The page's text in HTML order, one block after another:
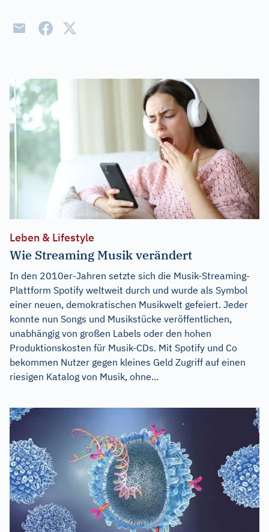
Leben & Lifestyle
Wie Streaming Musik verändert
In den 2010er-Jahren setzte sich die Musik-Streaming-
Plattform Spotify weltweit durch und wurde als Symbol
einer neuen, demokratischen Musikwelt gefeiert. Jeder
konnte nun Songs und Musikstücke veröffentlichen,
unabhängig von großen Labels oder den hohen
Produktionskosten für Musik-CDs. Mit Spotify und Co
bekommen Nutzer gegen kleines Geld Zugriff auf einen
riesigen Katalog von Musik, ohne...